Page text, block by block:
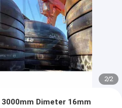
2/2
Dimeter 16mm